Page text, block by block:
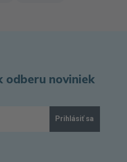
odberu noviniek
Prihlásiť sa